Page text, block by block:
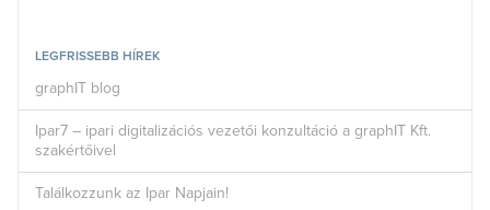
LEGFRISSEBB HÍREK
graphIT blog
Ipar7 – ipari digitalizációs vezetői konzultáció a graphIT Kft.
szakértőivel
Találkozzunk az Ipar Napjain!